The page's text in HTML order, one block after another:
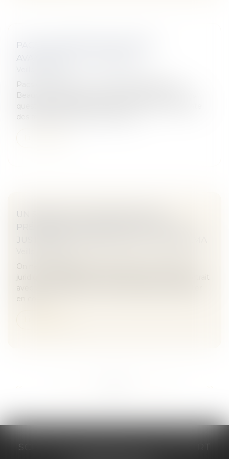
PACS : CONVENTION, RUPTURE,
AVANTAGES... TOUT SAVOIR
Pacs ou mariage ? Le Pacs, quelle définition ?
Beaucoup de couples sont amenés à se poser ces
questions. Souple, la convention d'un Pacs présente
des avantages, notamment lors d...
UN SINGE PHOTOGRAPHE PEUT-IL
PRÉTENDRE AU DROIT D'AUTEUR ? LA
JUSTICE NE TRANCHERA PAS - NUMERAMA
On ne connaîtra pas le mot de la fin, sur le terrain
juridique, de l'affaire du singe ayant fait un autoportrait
avec un appareil photo. Alors que l'affaire devait aller
en cour...
SCP COSTE DAUDÉ VALLET LAMBERT